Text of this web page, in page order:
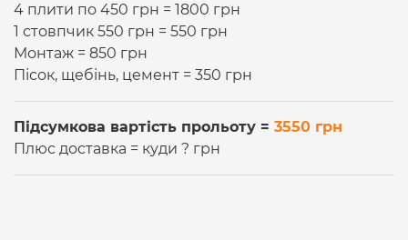
4 плити по 450 грн = 1800 грн
1 стовпчик 550 грн = 550 грн
Монтаж = 850 грн
Пісок, щебінь, цемент = 350 грн
Підсумкова вартість прольоту = 3550 грн
Плюс доставка = куди ? грн